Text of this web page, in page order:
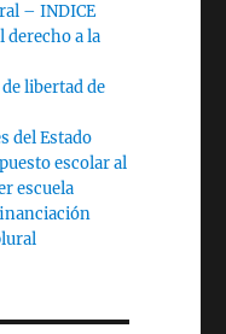
– INDICE
derecho a la
libertad de
del Estado
escolar al
escuela